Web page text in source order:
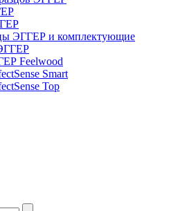
ЭГГЕР и комплектующие
Feelwood
Smart
Top